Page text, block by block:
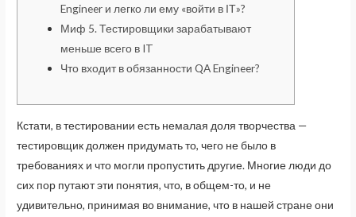
Engineer и легко ли ему «войти в ІТ»?
Миф 5. Тестировщики зарабатывают
меньше всего в IT
Что входит в обязанности QA Engineer?
Кстати, в тестировании есть немалая доля творчества —
тестировщик должен придумать то, чего не было в
требованиях и что могли пропустить другие. Многие люди до
сих пор путают эти понятия, что, в общем-то, и не
удивительно, принимая во внимание, что в нашей стране они